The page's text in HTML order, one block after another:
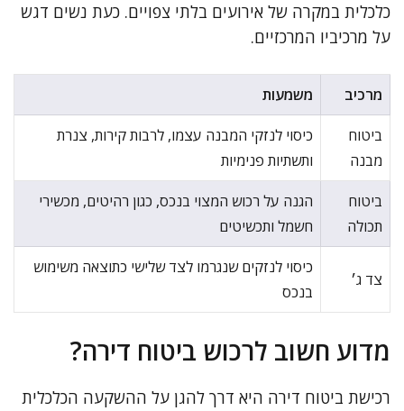
כלכלית במקרה של אירועים בלתי צפויים. כעת נשים דגש
על מרכיביו המרכזיים.
מרכיב משמעות
ביטוח
מבנה
כיסוי לנזקי המבנה עצמו, לרבות קירות, צנרת
ותשתיות פנימיות
ביטוח
תכולה
הגנה על רכוש המצוי בנכס, כגון רהיטים, מכשירי
חשמל ותכשיטים
צד ג׳
כיסוי לנזקים שנגרמו לצד שלישי כתוצאה משימוש
בנכס
מדוע חשוב לרכוש ביטוח דירה?
רכישת ביטוח דירה היא דרך להגן על ההשקעה הכלכלית